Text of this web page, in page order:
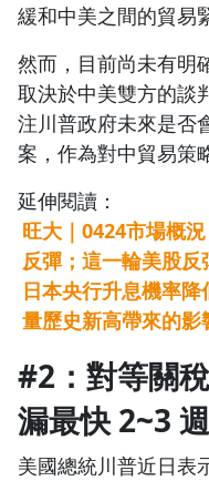
緩和中美之間的貿易
然而，目前尚未有明
取決於中美雙方的談
注川普政府未來是否
案，作為對中貿易策
延伸閱讀：
旺大｜0424市場概
反彈；這一輪美股反
日本央行升息機率
量歷史新高帶來的
#2：對等關
漏最快 2~3
美國總統川普近日表